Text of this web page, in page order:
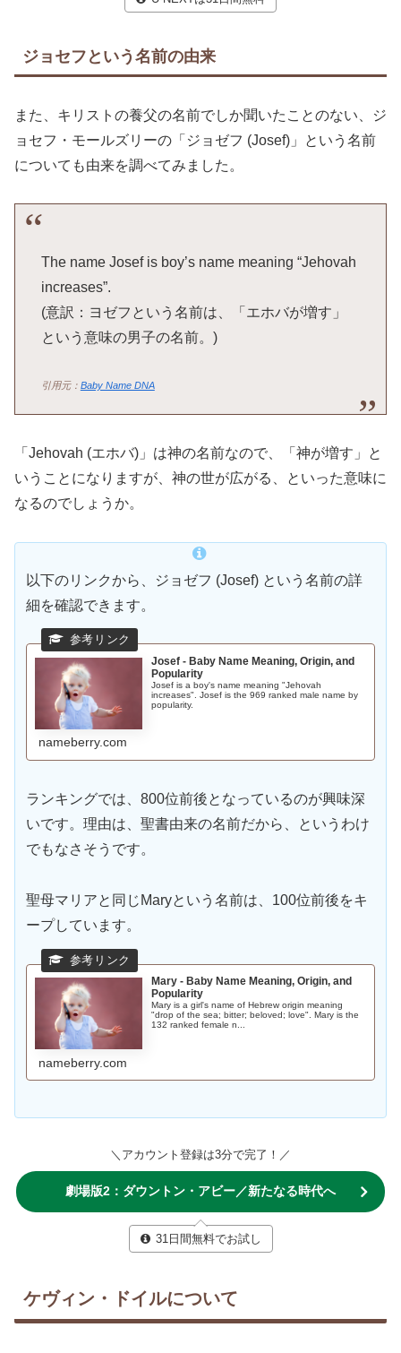
ジョセフという名前の由来
また、キリストの養父の名前でしか聞いたことのない、ジ
ョセフ・モールズリーの「ジョゼフ (Josef)」という名前
についても由来を調べてみました。
The name Josef is boy’s name meaning “Jehovah
increases”.
(意訳：ヨゼフという名前は、「エホバが増す」
という意味の男子の名前。)
引用元： Baby Name DNA
「Jehovah (エホバ)」は神の名前なので、「神が増す」と
いうことになりますが、神の世が広がる、といった意味に
なるのでしょうか。
以下のリンクから、ジョゼフ (Josef) という名前の詳
細を確認できます。
Josef - Baby Name Meaning, Origin, and
Popularity
Josef is a boy's name meaning "Jehovah
increases". Josef is the 969 ranked male name by
popularity.
nameberry.com
ランキングでは、800位前後となっているのが興味深
いです。理由は、聖書由来の名前だから、というわけ
でもなさそうです。
聖母マリアと同じMaryという名前は、100位前後をキ
ープしています。
Mary - Baby Name Meaning, Origin, and
Popularity
Mary is a girl's name of Hebrew origin meaning
"drop of the sea; bitter; beloved; love". Mary is the
132 ranked female n...
nameberry.com
＼アカウント登録は3分で完了！／
劇場版2：ダウントン・アビー／新たなる時代へ
31日間無料でお試し
ケヴィン・ドイルについて